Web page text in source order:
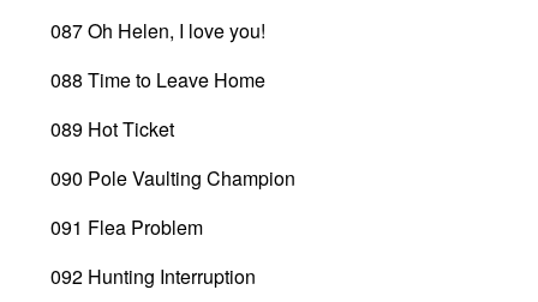
087 Oh Helen, I love you!
088 Time to Leave Home
089 Hot Ticket
090 Pole Vaulting Champion
091 Flea Problem
092 Hunting Interruption